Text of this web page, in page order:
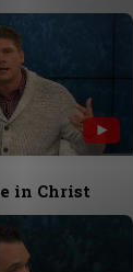
in Christ